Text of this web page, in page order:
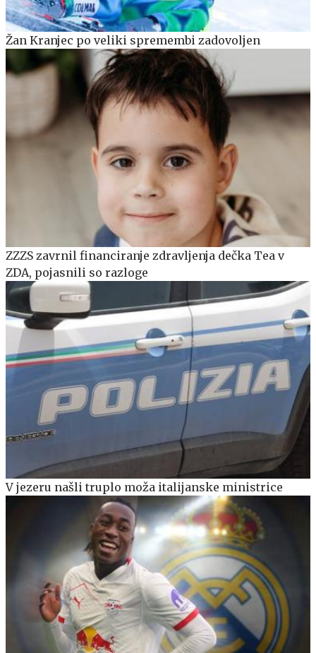
Žan Kranjec po veliki spremembi zadovoljen
ZZZS zavrnil financiranje zdravljenja dečka Tea v
ZDA, pojasnili so razloge
V jezeru našli truplo moža italijanske ministrice